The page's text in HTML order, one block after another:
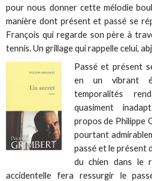
pour nous donner cette mélodie
manière dont présent et passé se
François qui regarde son père à
tennis. Un grillage qui rappelle celui,
Passé et présent
en un vibrant
temporalités
quasiment
propos de Philippe
pourtant
passé et le présent
du chien dans le
accidentelle fera ressurgir le